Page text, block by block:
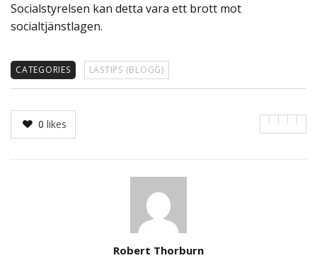
Socialstyrelsen kan detta vara ett brott mot
socialtjänstlagen.
CATEGORIES LÄSTIPS (BLOGG)
0 likes
Robert Thorburn